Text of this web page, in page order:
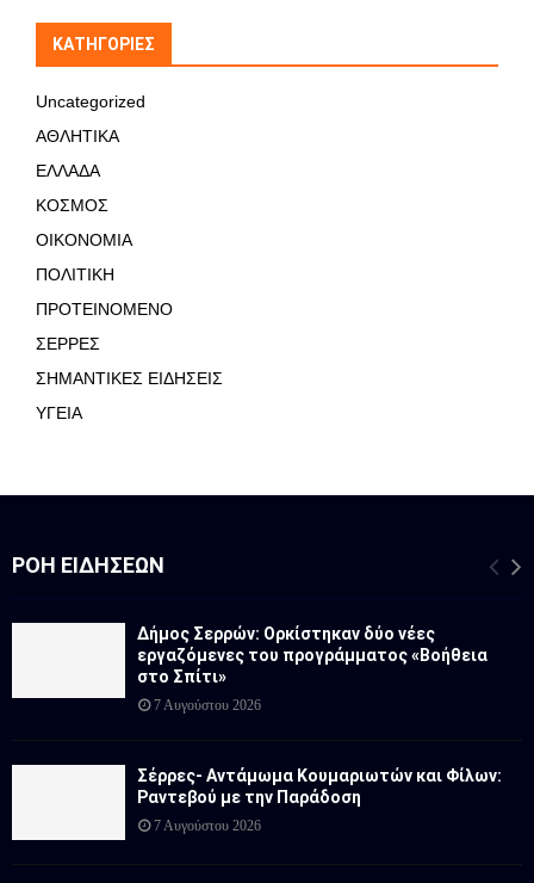
KΑΤΗΓΟΡΊΕΣ
Uncategorized
ΑΘΛΗΤΙΚΑ
ΕΛΛΑΔΑ
ΚΟΣΜΟΣ
ΟΙΚΟΝΟΜΙΑ
ΠΟΛΙΤΙΚΗ
ΠΡΟΤΕΙΝΟΜΕΝΟ
ΣΕΡΡΕΣ
ΣΗΜΑΝΤΙΚΕΣ ΕΙΔΗΣΕΙΣ
ΥΓΕΙΑ
ΡΟΉ ΕΙΔΉΣΕΩΝ
Δήμος Σερρών: Ορκίστηκαν δύο νέες
εργαζόμενες του προγράμματος «Βοήθεια
στο Σπίτι»
7 Αυγούστου 2026
Σέρρες- Αντάμωμα Κουμαριωτών και Φίλων:
Ραντεβού με την Παράδοση
7 Αυγούστου 2026